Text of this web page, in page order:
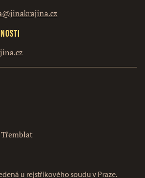
u rejstříkového soudu v Praze.